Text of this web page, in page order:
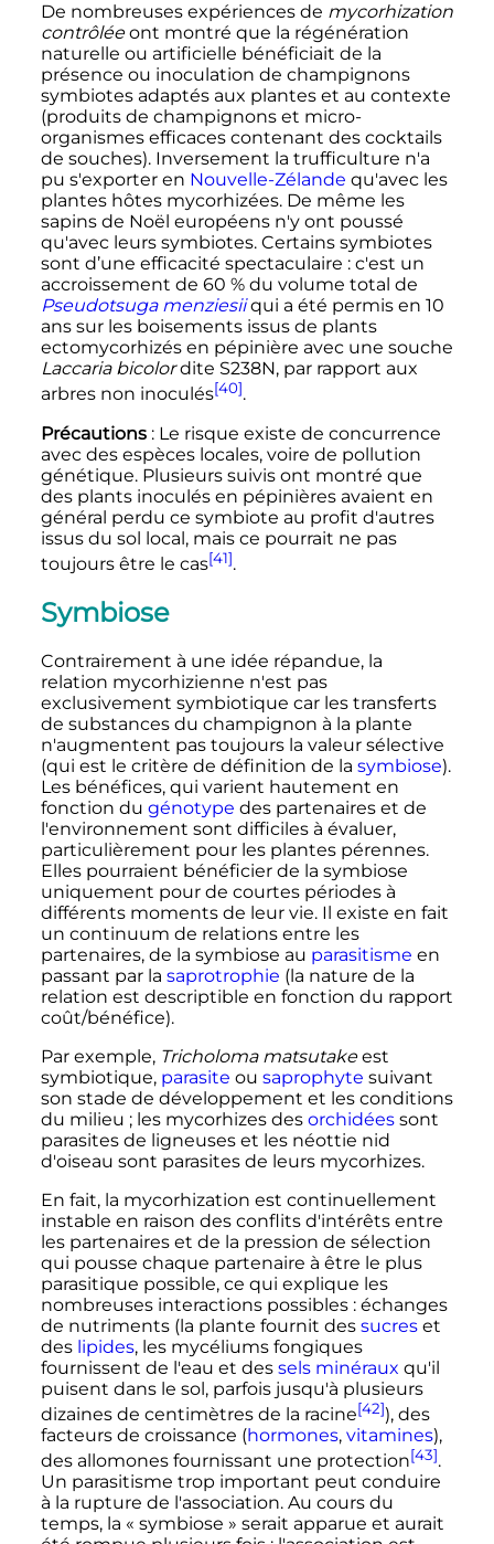
De nombreuses expériences de mycorhization
contrôléeont montré que la régénération
naturelle ou artificielle bénéficiait de la
présence ou inoculation de champignons
symbiotes adaptés aux plantes et au contexte
(produits de champignons et micro-
organismes efficaces contenant des cocktails
de souches). Inversement la trufficulture n'a
pu s'exporter en Nouvelle-Zélande qu'avec les
plantes hôtes mycorhizées. De même les
sapins de Noël européens n'y ont poussé
qu'avec leurs symbiotes. Certains symbiotes
sont d’une efficacité spectaculaire : c'est un
accroissement de 60 % du volume total de
Pseudotsuga menziesiiqui a été permis en 10
ans sur les boisements issus de plants
ectomycorhizés en pépinière avec une souche
Laccaria bicolordite S238N, par rapport aux
arbres non inoculés[40].
Précautions : Le risque existe de concurrence
avec des espèces locales, voire de pollution
génétique. Plusieurs suivis ont montré que
des plants inoculés en pépinières avaient en
général perdu ce symbiote au profit d'autres
issus du sol local, mais ce pourrait ne pas
toujours être le cas[41].
Symbiose
Contrairement à une idée répandue, la
relation mycorhizienne n'est pas
exclusivement symbiotique car les transferts
de substances du champignon à la plante
n'augmentent pas toujours la valeur sélective
(qui est le critère de définition de la symbiose).
Les bénéfices, qui varient hautement en
fonction du génotype des partenaires et de
l'environnement sont difficiles à évaluer,
particulièrement pour les plantes pérennes.
Elles pourraient bénéficier de la symbiose
uniquement pour de courtes périodes à
différents moments de leur vie. Il existe en fait
un continuum de relations entre les
partenaires, de la symbiose au parasitisme en
passant par la saprotrophie (la nature de la
relation est descriptible en fonction du rapport
coût/bénéfice).
Par exemple, Tricholoma matsutakeest
symbiotique, parasite ou saprophyte suivant
son stade de développement et les conditions
du milieu ; les mycorhizes des orchidéessont
parasites de ligneuses et les néottie nid
d'oiseau sont parasites de leurs mycorhizes.
En fait, la mycorhization est continuellement
instable en raison des conflits d'intérêts entre
les partenaires et de la pression de sélection
qui pousse chaque partenaire à être le plus
parasitique possible, ce qui explique les
nombreuses interactions possibles : échanges
de nutriments (la plante fournit des sucreset
des lipides, les mycéliums fongiques
fournissent de l'eau et des sels minéraux qu'il
puisent dans le sol, parfois jusqu'à plusieurs
dizaines de centimètres de la racine[42]), des
facteurs de croissance (hormones, vitamines),
des allomones fournissant une protection[43].
Un parasitisme trop important peut conduire
à la rupture de l'association. Au cours du
temps, la « symbiose » serait apparue et aurait